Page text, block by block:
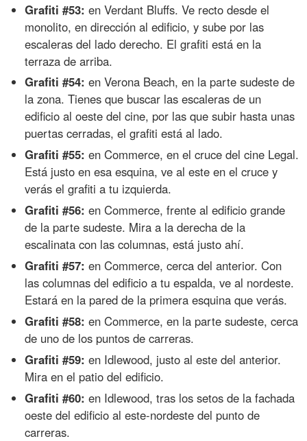
Grafiti #53: en Verdant Bluffs. Ve recto desde el
monolito, en dirección al edificio, y sube por las
escaleras del lado derecho. El grafiti está en la
terraza de arriba.
Grafiti #54: en Verona Beach, en la parte sudeste de
la zona. Tienes que buscar las escaleras de un
edificio al oeste del cine, por las que subir hasta unas
puertas cerradas, el grafiti está al lado.
Grafiti #55: en Commerce, en el cruce del cine Legal.
Está justo en esa esquina, ve al este en el cruce y
verás el grafiti a tu izquierda.
Grafiti #56: en Commerce, frente al edificio grande
de la parte sudeste. Mira a la derecha de la
escalinata con las columnas, está justo ahí.
Grafiti #57: en Commerce, cerca del anterior. Con
las columnas del edificio a tu espalda, ve al nordeste.
Estará en la pared de la primera esquina que verás.
Grafiti #58: en Commerce, en la parte sudeste, cerca
de uno de los puntos de carreras.
Grafiti #59: en Idlewood, justo al este del anterior.
Mira en el patio del edificio.
Grafiti #60: en Idlewood, tras los setos de la fachada
oeste del edificio al este-nordeste del punto de
carreras.